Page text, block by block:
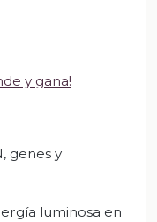
y gana!
genes y
luminosa en